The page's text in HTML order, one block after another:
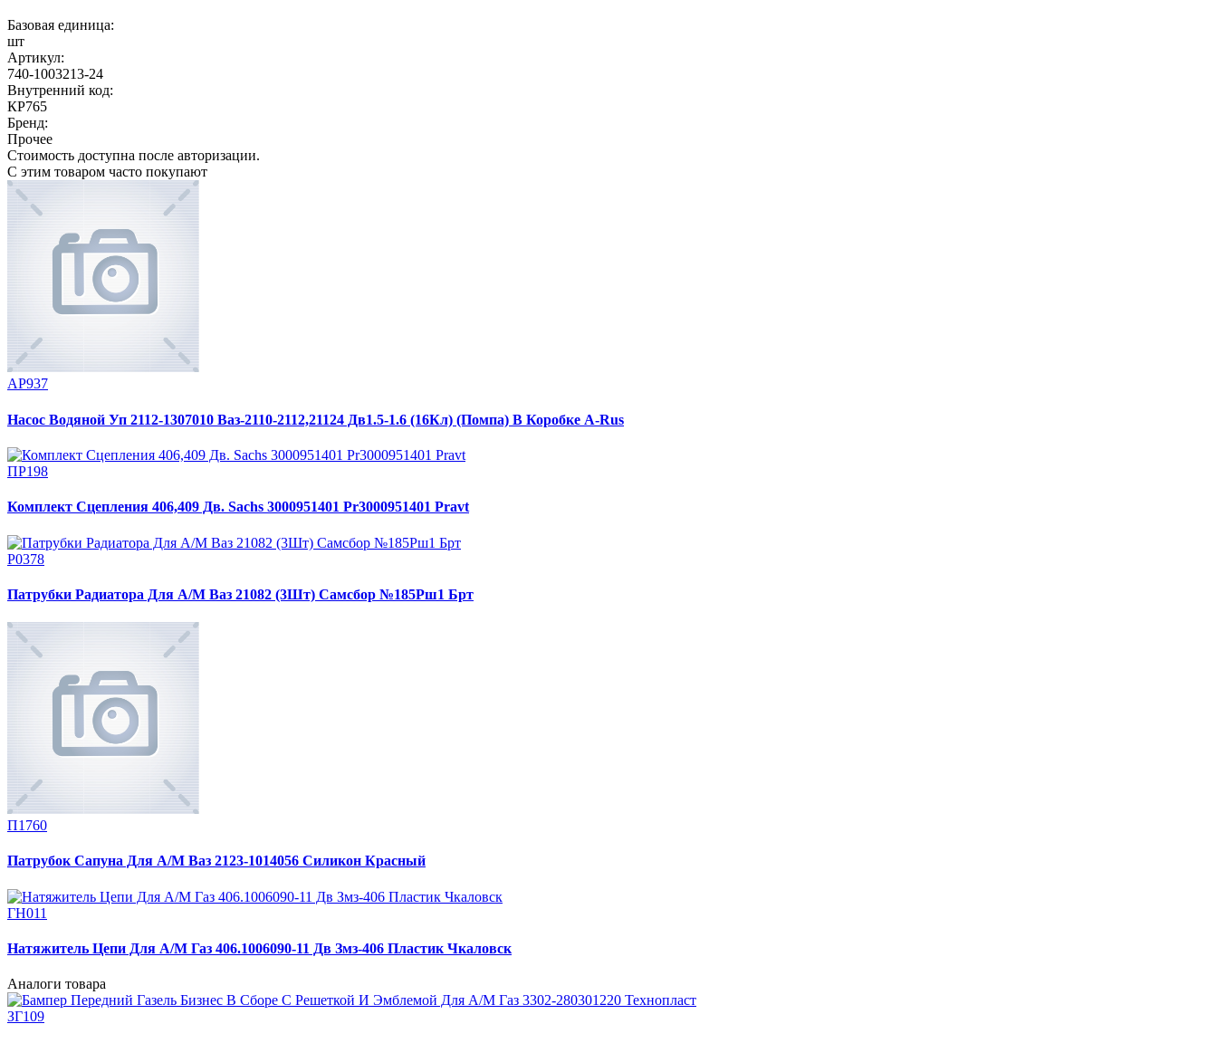
Базовая единица:
шт
Артикул:
740-1003213-24
Внутренний код:
КР765
Бренд:
Прочее
Стоимость доступна после авторизации.
С этим товаром часто покупают
АР937
Насос Водяной Уп 2112-1307010 Ваз-2110-2112,21124 Дв1.5-1.6 (16Кл) (Помпа) В Коробке A-Rus
ПР198
Комплект Сцепления 406,409 Дв. Sachs 3000951401 Pr3000951401 Pravt
Р0378
Патрубки Радиатора Для А/М Ваз 21082 (3Шт) Самсбор №185Рш1 Брт
П1760
Патрубок Сапуна Для А/М Ваз 2123-1014056 Силикон Красный
ГН011
Натяжитель Цепи Для А/М Газ 406.1006090-11 Дв Змз-406 Пластик Чкаловск
Аналоги товара
ЗГ109